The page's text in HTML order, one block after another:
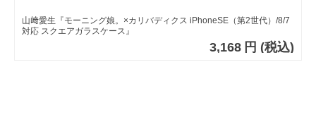
山﨑愛生『モーニング娘。×カリバディクス iPhoneSE（第2世代）/8/7
対応 スクエアガラスケース』
3,168 円 (税込)